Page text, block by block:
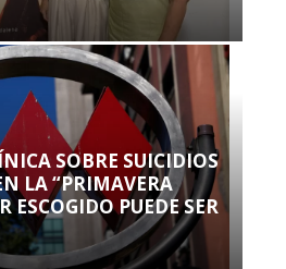
SOBRE SUICIDIOS
LA “PRIMAVERA
ESCOGIDO PUEDE SER